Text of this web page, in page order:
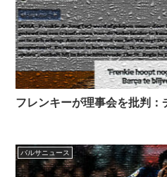
フレンキーが理事会を批判：
バルサニュース